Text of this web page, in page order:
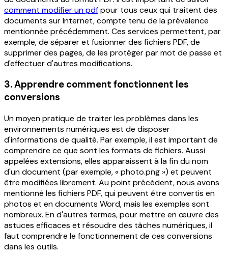
comment modifier un pdfpour tous ceux qui traitent des
documents sur Internet, compte tenu de la prévalence
mentionnée précédemment. Ces services permettent, par
exemple, de séparer et fusionner des fichiers PDF, de
supprimer des pages, de les protéger par mot de passe et
d'effectuer d'autres modifications.
3. Apprendre comment fonctionnent les
conversions
Un moyen pratique de traiter les problèmes dans les
environnements numériques est de disposer
d'informations de qualité. Par exemple, il est important de
comprendre ce que sont les formats de fichiers. Aussi
appelées extensions, elles apparaissent à la fin du nom
d'un document (par exemple, « photo.png ») et peuvent
être modifiées librement. Au point précédent, nous avons
mentionné les fichiers PDF, qui peuvent être convertis en
photos et en documents Word, mais les exemples sont
nombreux. En d'autres termes, pour mettre en œuvre des
astuces efficaces et résoudre des tâches numériques, il
faut comprendre le fonctionnement de ces conversions
dans les outils.